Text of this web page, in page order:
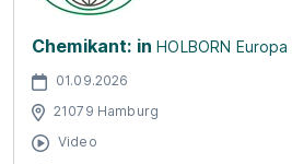
Chemikant: in HOLBORN
01.09.2026
21079 Hamburg
Video